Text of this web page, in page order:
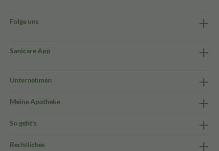
Folge uns
Sanicare App
Unternehmen
Meine Apotheke
So geht's
Rechtliches